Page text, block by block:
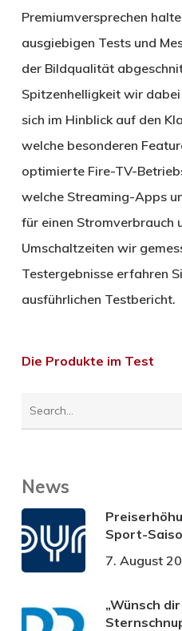
Premiumversprechen
ausgiebigen Tests und
der Bildqualität
Spitzenhelligkeit wir
sich im Hinblick auf den
welche besonderen
optimierte Fire-TV-
welche Streaming-Apps
für einen Stromverbrauch
Umschaltzeiten wir
Testergebnisse erfahren
ausführlichen Testbericht.
Die Produkte im Test
News
Sport-
7. August
„Wünsch